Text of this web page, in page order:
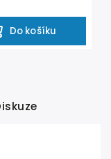
Do košíku